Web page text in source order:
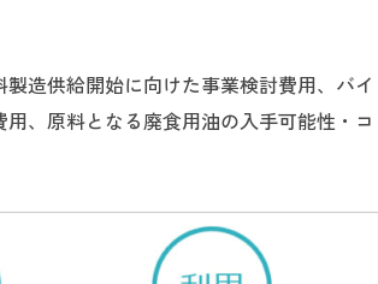
造供給開始に向けた事業検討費用、バイ
、原料となる廃食用油の入手可能性・コ